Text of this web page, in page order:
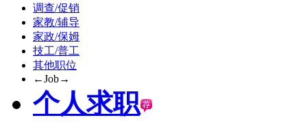
调查/促销
家教/辅导
家政/保姆
技工/普工
其他职位
←Job→
个人求职